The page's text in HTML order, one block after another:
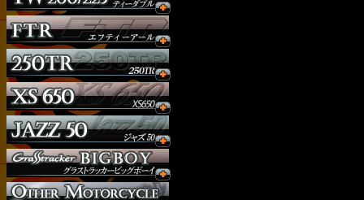
ウインカー
オーダー
ガソリンタンク